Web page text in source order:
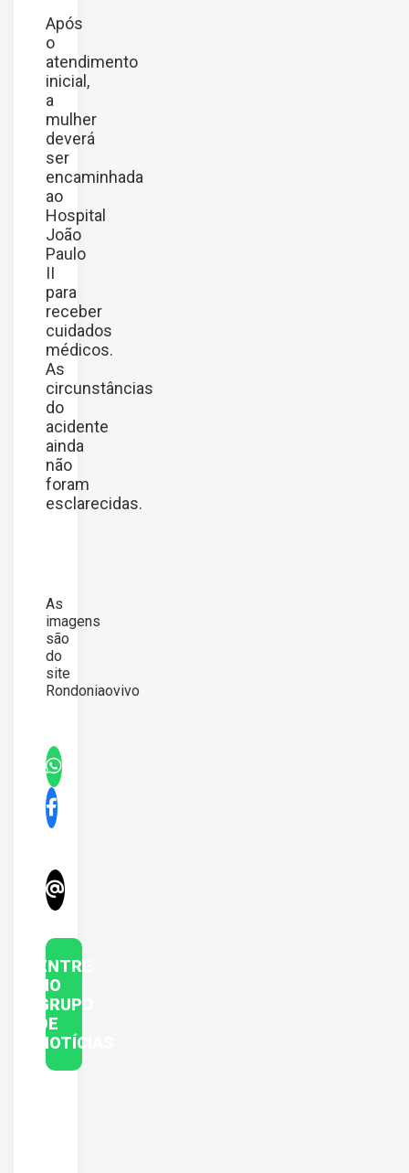
Após
o
atendimento
inicial,
a
mulher
deverá
ser
encaminhada
ao
Hospital
João
Paulo
II
para
receber
cuidados
médicos.
As
circunstâncias
do
acidente
ainda
não
foram
esclarecidas.
As
imagens
são
do
site
Rondoniaovivo
ENTRE
NO
GRUPO
DE
NOTÍCIAS